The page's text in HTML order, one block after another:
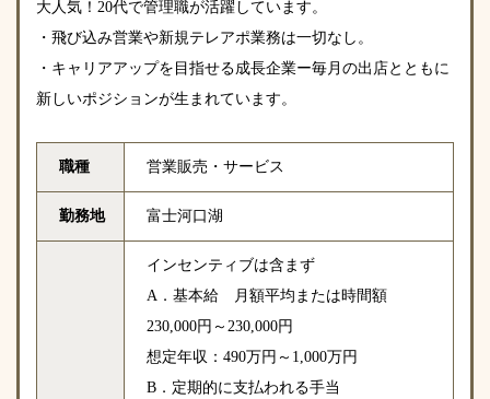
大人気！20代で管理職が活躍しています。
・飛び込み営業や新規テレアポ業務は一切なし。
・キャリアアップを目指せる成長企業ー毎月の出店とともに
新しいポジションが生まれています。
職種 営業販売・サービス
勤務地 富士河口湖
インセンティブは含まず
A．基本給 月額平均または時間額
230,000円～230,000円
想定年収：490万円～1,000万円
B．定期的に支払われる手当